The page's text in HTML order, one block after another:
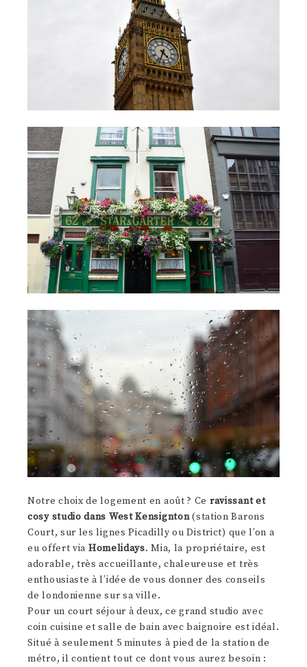
Notre choix de logement en août ? Ce ravissant et
cosy studio dans West Kensignton(station Barons
Court, sur les lignes Picadilly ou District) que l’on a
eu offert via Homelidays. Mia, la propriétaire, est
adorable, très accueillante, chaleureuse et très
enthousiaste à l’idée de vous donner des conseils
de londonienne sur sa ville.
Pour un court séjour à deux, ce grand studio avec
coin cuisine et salle de bain avec baignoire est idéal.
Situé à seulement 5 minutes à pied de la station de
métro, il contient tout ce dont vous aurez besoin :